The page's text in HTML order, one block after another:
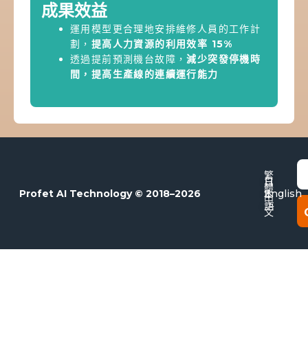
成果效益
運用模型更合理地安排維修人員的工作計
劃， 提高人力資源的利用效率 15%
透過提前預測機台故障，減少突發停機時
間，提高生產線的連續運行能力
English
繁
體
中
文
日
本
語
Profet AI Technology © 2018–2026